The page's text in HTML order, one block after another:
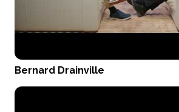
Bernard Drainville